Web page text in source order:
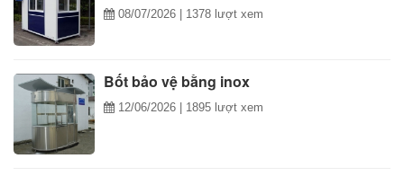
08/07/2026 | 1378 lượt xem
Bốt bảo vệ bằng inox
12/06/2026 | 1895 lượt xem